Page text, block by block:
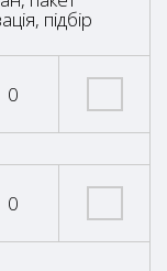
підбір
0
0